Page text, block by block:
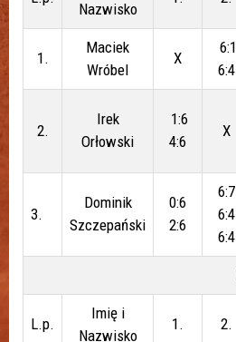
Nazwisko
1.
Maciek
Wróbel
X
6:1
6:4
2.
Irek
Orłowski
1:6
4:6
X
3.
Dominik
Szczepański
0:6
2:6
6:7
6:4
6:4
L.p.
Imię i
Nazwisko
1. 2.